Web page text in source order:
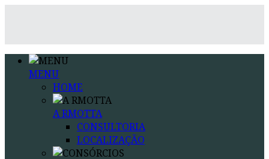
MENU
HOME
A RMOTTA
CONSULTORIA
LOCALIZAÇÃO